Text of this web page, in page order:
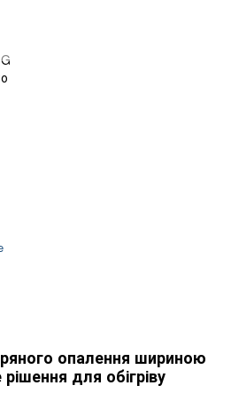
опалення шириною
для обігріву